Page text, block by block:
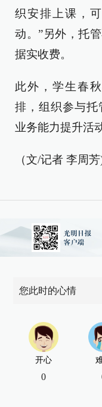
织安排上课，
动。”另外，托
据实收费。
此外，学生春
排，组织参与托
业务能力提升活
（文/记者 李周
您此时的心情
开心
0